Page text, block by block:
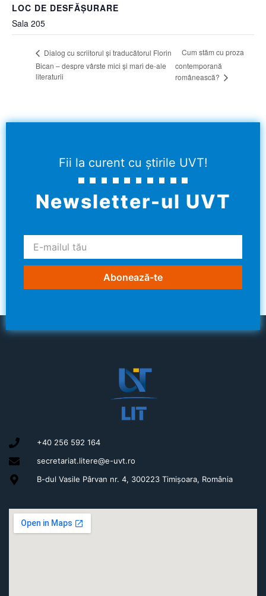
LOC DE DESFĂȘURARE
Sala 205
Dialog cu scriitorul și traducătorul Florin
Bican – despre vârste mici și mari de-ale
literaturii
Cum stăm cu proza
contemporană
românească?
Fii la curent cu știrile UVT!
Newsletter-ul UVT
Abonează-te
+40 256 592 164
secretariat.litere@e-uvt.ro
B-dul Vasile Pârvan nr. 4, 300223 Timișoara, România